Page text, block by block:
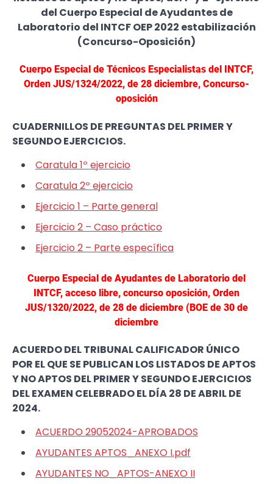
del Cuerpo Especial de Ayudantes de
Laboratorio del INTCF OEP 2022 estabilización
(Concurso-Oposición)
Cuerpo Especial de Técnicos Especialistas del INTCF,
Orden JUS/1324/2022, de 28 diciembre, Concurso-
oposición
CUADERNILLOS DE PREGUNTAS DEL PRIMER Y
SEGUNDO EJERCICIOS.
Caratula 1º ejercicio
Caratula 2º ejercicio
Ejercicio 1 – Parte general
Ejercicio 2 – Caso práctico
Ejercicio 2 – Parte específica
Cuerpo Especial de Ayudantes de Laboratorio del
INTCF, acceso libre, concurso oposición, Orden
JUS/1320/2022, de 28 de diciembre (BOE de 30 de
diciembre
ACUERDO DEL TRIBUNAL CALIFICADOR ÚNICO
POR EL QUE SE PUBLICAN LOS LISTADOS DE APTOS
Y NO APTOS DEL PRIMER Y SEGUNDO EJERCICIOS
DEL EXAMEN CELEBRADO EL DÍA 28 DE ABRIL DE
2024.
ACUERDO 29052024-APROBADOS
AYUDANTES APTOS_ANEXO I.pdf
AYUDANTES NO_APTOS-ANEXO II